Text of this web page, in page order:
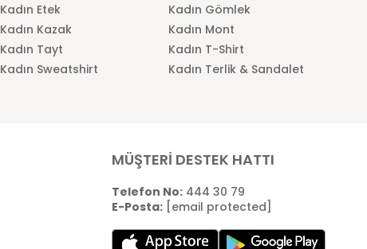
Kadın Etek
Kadın Gömlek
Kadın Kazak
Kadın Mont
Kadın Tayt
Kadın T-Shirt
Kadın Sweatshirt Kadın Terlik & Sandalet
MÜŞTERİ DESTEK HATTI
Telefon No:444 30 79
E-Posta: [email protected]